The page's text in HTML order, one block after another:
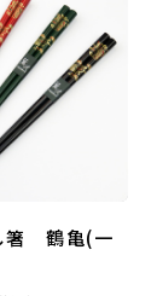
箸 鶴亀(一